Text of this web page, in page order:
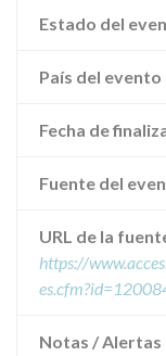
Estado del
País del evento
Fecha de
Fuente del
URL de la
https://
Notas / Alertas